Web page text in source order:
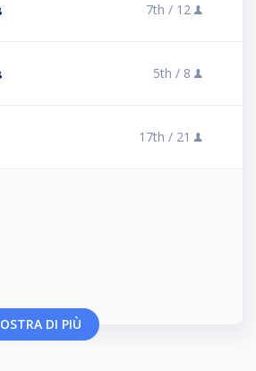
7th / 12
5th / 8
17th / 21
DI PIÙ